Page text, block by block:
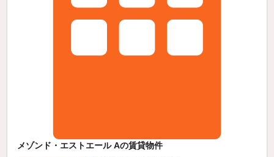
メゾンド・エストエール Aの賃貸物件